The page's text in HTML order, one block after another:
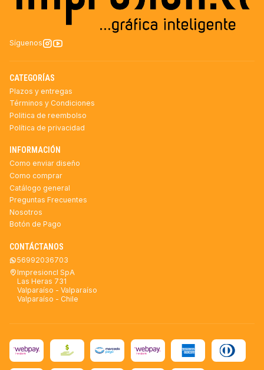
Síguenos
CATEGORÍAS
Plazos y entregas
Términos y Condiciones
Politica de reembolso
Política de privacidad
INFORMACIÓN
Como enviar diseño
Como comprar
Catálogo general
Preguntas Frecuentes
Nosotros
Botón de Pago
CONTÁCTANOS
56992036703
Impresioncl SpA
Las Heras 731
Valparaíso - Valparaíso
Valparaíso - Chile